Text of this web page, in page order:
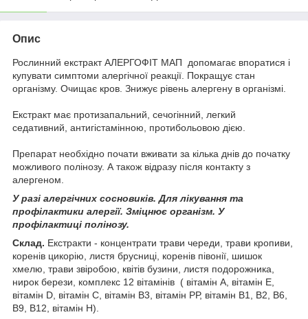
Опис
Рослинний екстракт АЛЕРГОФІТ МАП допомагає впоратися і
купувати симптоми алергічної реакції. Покращує стан
організму. Очищає кров. Знижує рівень алергену в організмі.
Екстракт має протизапальний, сечогінний, легкий
седативний, антигістамінною, протибольовою дією.
Препарат необхідно почати вживати за кілька днів до початку
можливого полінозу. А також відразу після контакту з
алергеном.
У разі алергічних сосновиків. Для лікування та
профілактики алергії. Зміцнює організм. У
профілактиці полінозу.
Склад. Екстракти - концентрати трави череди, трави кропиви,
коренів цикорію, листя брусниці, коренів півонії, шишок
хмелю, трави звіробою, квітів бузини, листя подорожника,
нирок берези, комплекс 12 вітамінів ( вітамін А, вітамін Е,
вітамін D, вітамін С, вітамін В3, вітамін РР, вітамін В1, В2, В6,
В9, В12, вітамін Н).